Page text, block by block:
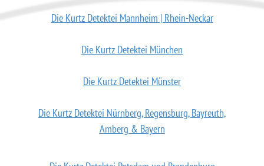
Die Kurtz Detektei Mannheim | Rhein-Neckar
Die Kurtz Detektei München
Die Kurtz Detektei Münster
Die Kurtz Detektei Nürnberg, Regensburg, Bayreuth,
Amberg & Bayern